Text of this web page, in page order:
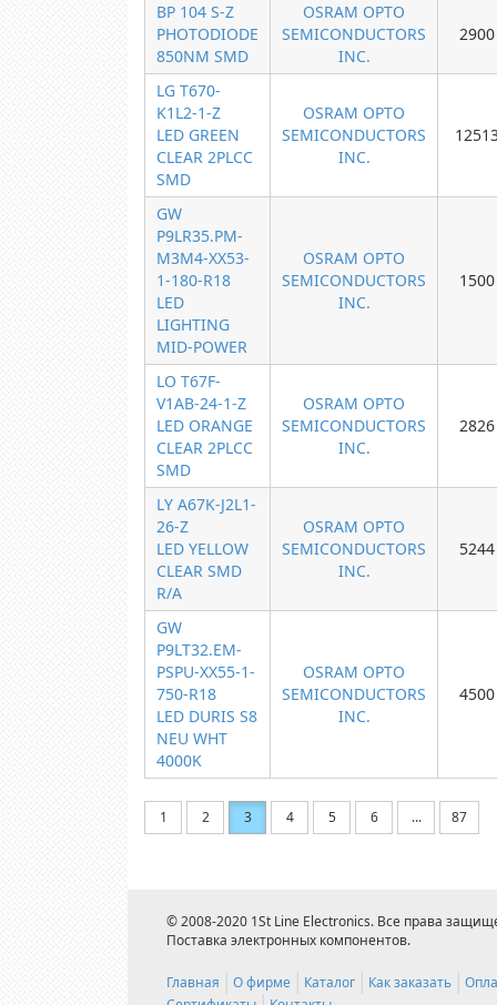
BP 104 S-Z
PHOTODIODE
850NM SMD
OSRAM OPTO
SEMICONDUCTORS
INC.
2900
LG T670-
K1L2-1-Z
LED GREEN
CLEAR 2PLCC
SMD
OSRAM OPTO
SEMICONDUCTORS
INC.
GW
P9LR35.PM-
M3M4-XX53-
1-180-R18
LED
LIGHTING
MID-POWER
OSRAM OPTO
SEMICONDUCTORS
INC.
1500
LO T67F-
V1AB-24-1-Z
LED ORANGE
CLEAR 2PLCC
SMD
OSRAM OPTO
SEMICONDUCTORS
INC.
2826
LY A67K-J2L1-
26-Z
LED YELLOW
CLEAR SMD
R/A
OSRAM OPTO
SEMICONDUCTORS
INC.
5244
GW
P9LT32.EM-
PSPU-XX55-1-
750-R18
LED DURIS S8
NEU WHT
4000K
OSRAM OPTO
SEMICONDUCTORS
INC.
4500
1 2 3 4 5 6 ... 87
© 2008-2020 1St Line Electronics. Все права
Поставка электронных компонентов.
Главная О фирме Каталог Как заказать